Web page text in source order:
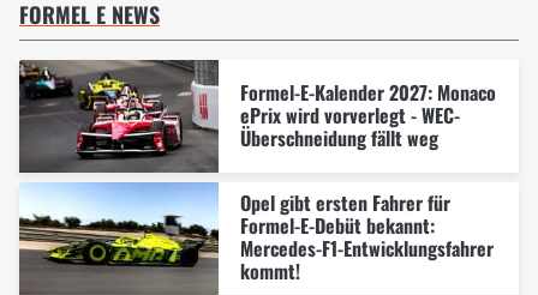
FORMEL E NEWS
Formel-E-Kalender 2027: Monaco
ePrix wird vorverlegt - WEC-
Überschneidung fällt weg
Opel gibt ersten Fahrer für
Formel-E-Debüt bekannt:
Mercedes-F1-Entwicklungsfahrer
kommt!